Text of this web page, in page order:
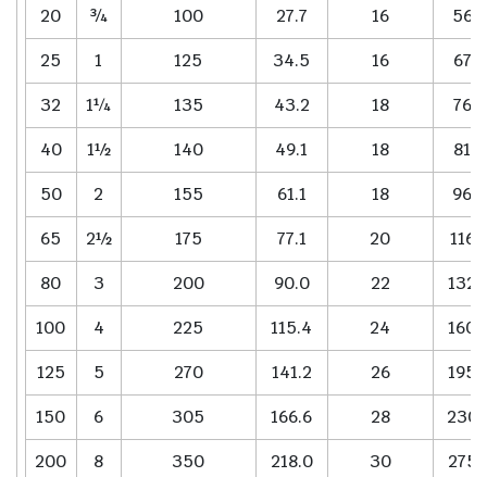
20
¾ 100 27.7 16
56
25
1 125 34.5 16
67
32
1¼ 135 43.2 18
76
40
1½ 140 49.1 18
81
50
2 155 61.1 18
96
65
2½ 175 77.1 20
116
80
3 200 90.0 22
132
100
4 225 115.4 24
160
125
5 270 141.2 26
195
150
6 305 166.6 28
230
200
8 350 218.0 30
275